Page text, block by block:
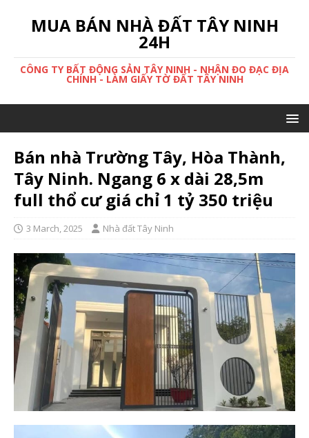
MUA BÁN NHÀ ĐẤT TÂY NINH
24H
CÔNG TY BẤT ĐỘNG SẢN TÂY NINH - NHẬN ĐO ĐẠC ĐỊA
CHÍNH - LÀM GIẤY TỜ ĐẤT TÂY NINH
Bán nhà Trường Tây, Hòa Thành,
Tây Ninh. Ngang 6 x dài 28,5m
full thổ cư giá chỉ 1 tỷ 350 triệu
3 March, 2025 Nhà đất Tây Ninh